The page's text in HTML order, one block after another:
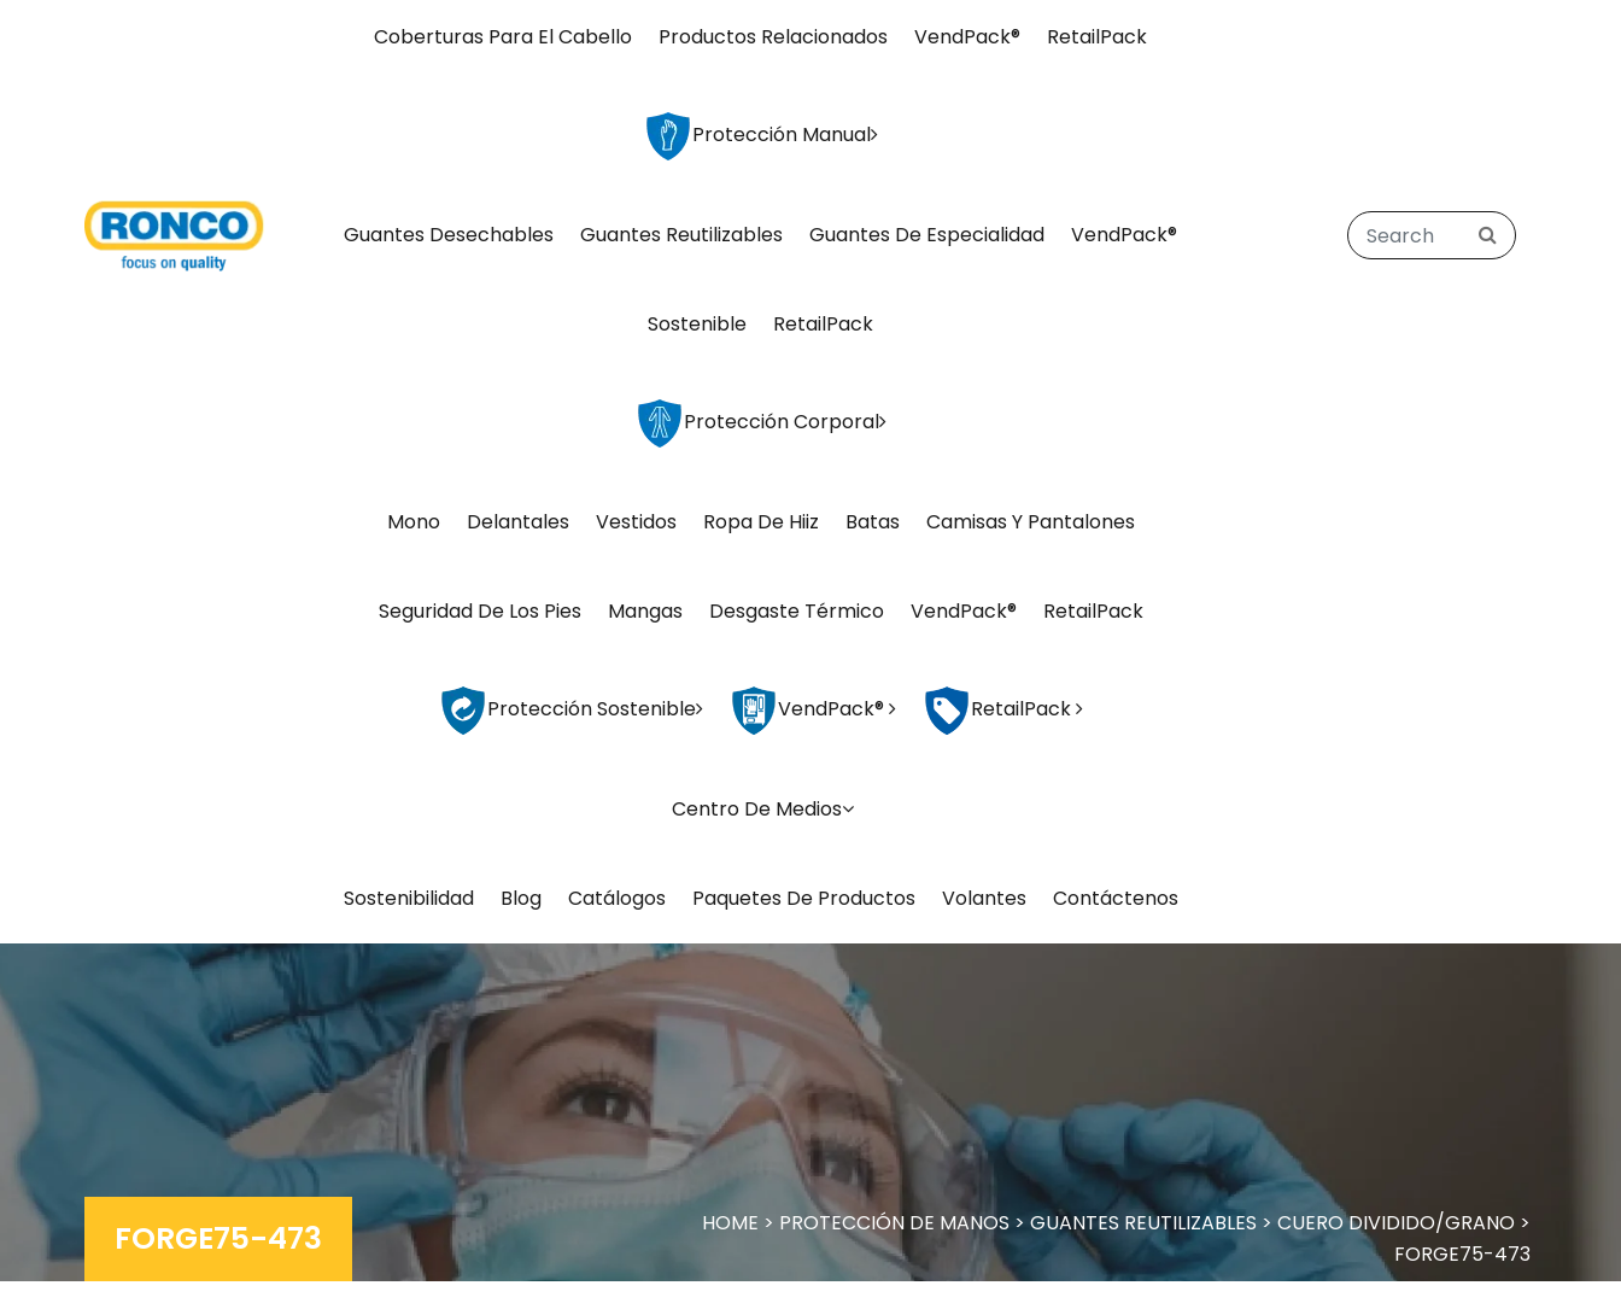
Coberturas Para El Cabello Productos Relacionados VendPack® RetailPack
Protección Manual
Guantes Desechables Guantes Reutilizables Guantes De Especialidad VendPack®
Sostenible RetailPack
Protección Corporal
Mono Delantales Vestidos Ropa De Hiiz Batas Camisas Y Pantalones
Seguridad De Los Pies Mangas Desgaste Térmico VendPack® RetailPack
Protección Sostenible VendPack® RetailPack
Sostenibilidad
Centro De Medios
Blog Catálogos Paquetes De Productos Volantes Contáctenos
FORGE75-473 HOME > PROTECCIÓN DE MANOS > GUANTES REUTILIZABLES > CUERO DIVIDIDO/GRANO >
FORGE75-473